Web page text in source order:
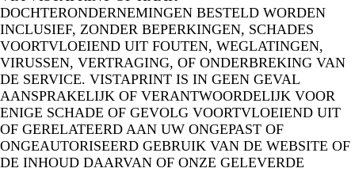
DOCHTERONDERNEMINGEN BESTELD WORDEN
INCLUSIEF, ZONDER BEPERKINGEN, SCHADES
VOORTVLOEIEND UIT FOUTEN, WEGLATINGEN,
VIRUSSEN, VERTRAGING, OF ONDERBREKING VAN
DE SERVICE. VISTAPRINT IS IN GEEN GEVAL
AANSPRAKELIJK OF VERANTWOORDELIJK VOOR
ENIGE SCHADE OF GEVOLG VOORTVLOEIEND UIT
OF GERELATEERD AAN UW ONGEPAST OF
ONGEAUTORISEERD GEBRUIK VAN DE WEBSITE OF
DE INHOUD DAARVAN OF ONZE GELEVERDE